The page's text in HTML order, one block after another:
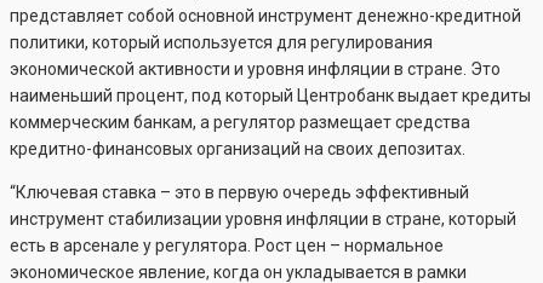
представляет собой основной инструмент денежно-кредитной
политики, который используется для регулирования
экономической активности и уровня инфляции в стране. Это
наименьший процент, под который Центробанк выдает кредиты
коммерческим банкам, а регулятор размещает средства
кредитно-финансовых организаций на своих депозитах.
“Ключевая ставка – это в первую очередь эффективный
инструмент стабилизации уровня инфляции в стране, который
есть в арсенале у регулятора. Рост цен – нормальное
экономическое явление, когда он укладывается в рамки